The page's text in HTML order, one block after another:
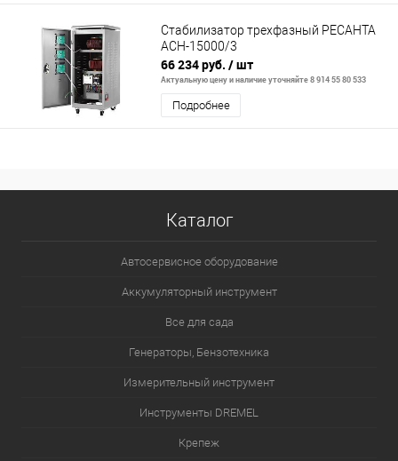
Стабилизатор трехфазный РЕСАНТА
АСН-15000/3
66 234 руб. / шт
Актуальную цену и наличие уточняйте 8 914 55 80 533
Подробнее
Каталог
Автосервисное оборудование
Аккумуляторный инструмент
Все для сада
Генераторы, Бензотехника
Измерительный инструмент
Инструменты DREMEL
Крепеж